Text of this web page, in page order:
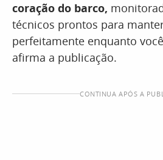
coração do barco,
técnicos prontos para
perfeitamente enquanto
afirma a publicação.
CONTINUA APÓS A